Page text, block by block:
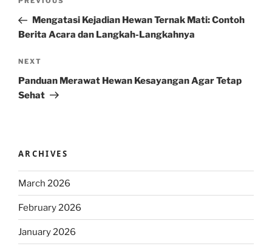
PostMengatasi Kejadian Hewan Ternak Mati: Contoh
Berita Acara dan Langkah-Langkahnya
Next
Post
NEXT
Panduan Merawat Hewan Kesayangan Agar Tetap
Sehat
ARCHIVES
March 2026
February 2026
January 2026